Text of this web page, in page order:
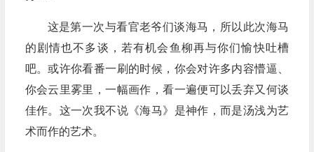
这是第一次与看官老爷们谈海马，所以此次海马
的剧情也不多谈，若有机会鱼柳再与你们愉快吐槽
吧。或许你看番一刷的时候，你会对许多内容懵逼、
你会云里雾里，一幅画作，看一遍便可以丢弃又何谈
佳作。这一次我不说《海马》是神作，而是汤浅为艺
术而作的艺术。